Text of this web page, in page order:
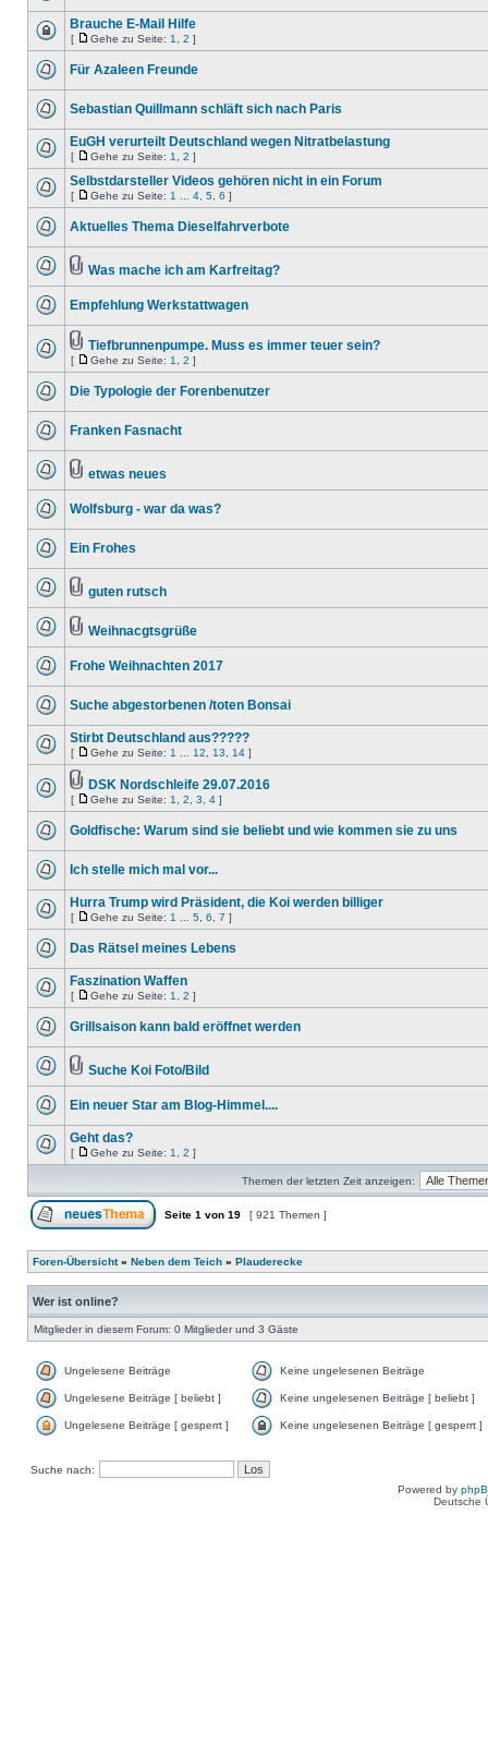
Brauche E-Mail Hilfe
[ Gehe zu Seite: 1 2 ]
Für Azaleen Freunde
Sebastian Quillmann schläft sich nach Paris
EuGH verurteilt Deutschland wegen Nitratbelastung
[ Gehe zu Seite: 1 2 ]
Selbstdarsteller Videos gehören nicht in ein Forum
[ Gehe zu Seite: 1 4 5 6 ]
Aktuelles Thema Dieselfahrverbote
Was mache ich am Karfreitag?
Empfehlung Werkstattwagen
Tiefbrunnenpumpe. Muss es immer teuer sein?
[ Gehe zu Seite: 1 2 ]
Die Typologie der Forenbenutzer
Franken Fasnacht
etwas neues
Wolfsburg - war da was?
Ein Frohes
guten rutsch
Weihnacgtsgrüße
Frohe Weihnachten 2017
Suche abgestorbenen /toten Bonsai
Stirbt Deutschland aus?????
[ Gehe zu Seite: 1 12 13 14 ]
DSK Nordschleife 29.07.2016
[ Gehe zu Seite: 1 2 3 4 ]
Goldfische: Warum sind sie beliebt und wie kommen sie zu uns
Ich stelle mich mal vor...
Hurra Trump wird Präsident, die Koi werden billiger
[ Gehe zu Seite: 1 5 6 7 ]
Das Rätsel meines Lebens
Faszination Waffen
[ Gehe zu Seite: 1 2 ]
Grillsaison kann bald eröffnet werden
Suche Koi Foto/Bild
Ein neuer Star am Blog-Himmel....
Geht das?
[ Gehe zu Seite: 1 2 ]
Themen der letzten Zeit anzeigen:
Seite 1 von 19 [ 921 Themen ]
Foren-Übersicht» Neben dem Teich » Plauderecke
Wer ist online?
Mitglieder in diesem Forum: 0 Mitglieder und 3 Gäste
Ungelesene Beiträge Keine ungelesenen Beiträge
Ungelesene Beiträge [ beliebt ] Keine ungelesenen Beiträge [ beliebt ]
Ungelesene Beiträge [ gesperrt ] Keine ungelesenen Beiträge [ gesperrt ]
Suche nach:
Powered by
Deutsche